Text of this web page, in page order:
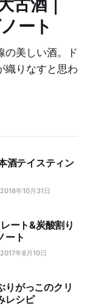
ート
の美しい酒。ド
織りなすと思わ
酒テイスティン
2018年10月31日
ート&炭酸割り
ート
2017年8月10日
りがっこのクリ
レシピ